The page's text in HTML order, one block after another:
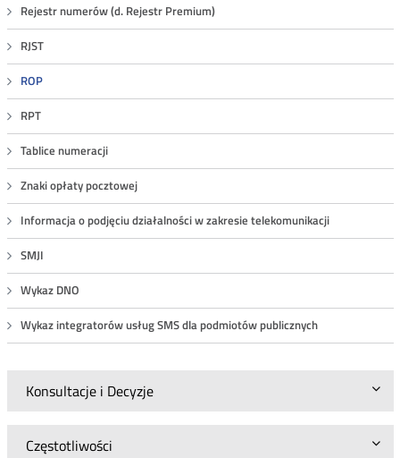
Rejestr numerów (d. Rejestr Premium)
RJST
ROP
RPT
Tablice numeracji
Znaki opłaty pocztowej
Informacja o podjęciu działalności w zakresie telekomunikacji
SMJI
Wykaz DNO
Wykaz integratorów usług SMS dla podmiotów publicznych
Konsultacje i Decyzje
Częstotliwości